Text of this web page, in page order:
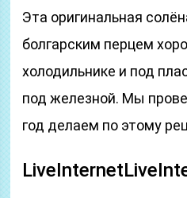
Эта оригинальная
болгарским перцем
холодильнике и под
под железной. Мы
год делаем по этому